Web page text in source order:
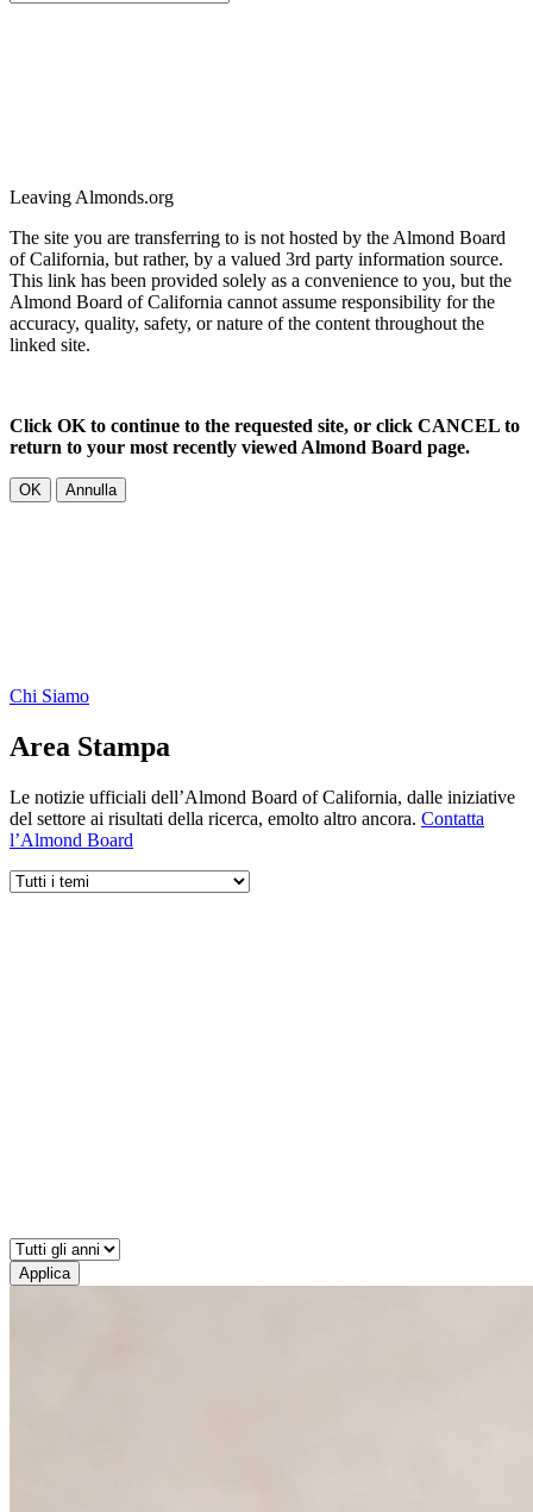
Leaving Almonds.org
The site you are transferring to is not hosted by the Almond Board
of California, but rather, by a valued 3rd party information source.
This link has been provided solely as a convenience to you, but the
Almond Board of California cannot assume responsibility for the
accuracy, quality, safety, or nature of the content throughout the
linked site.
Click OK to continue to the requested site, or click CANCEL to
return to your most recently viewed Almond Board page.
OK Annulla
Chi Siamo
Area Stampa
Le notizie ufficiali dell’Almond Board of California, dalle iniziative
del settore ai risultati della ricerca, emolto altro ancora. Contatta
l’Almond Board